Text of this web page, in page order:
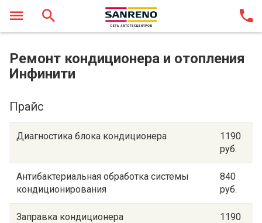
Ремонт кондиционера и отопления
Инфинити
Прайс
Диагностика блока кондиционера
1190
руб.
Антибактериальная обработка системы
кондиционирования
840
руб.
Заправка кондиционера
1190